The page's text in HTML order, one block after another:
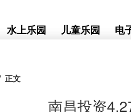
水上乐园 儿童乐园 电
正文
南昌投资